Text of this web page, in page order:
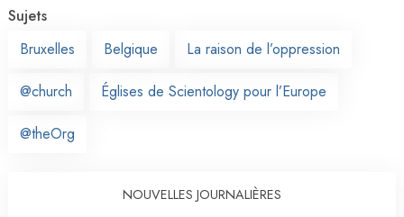
Sujets
Bruxelles
Belgique La raison de l’oppression
@church Églises de Scientology pour l’Europe
@theOrg
NOUVELLES JOURNALIÈRES